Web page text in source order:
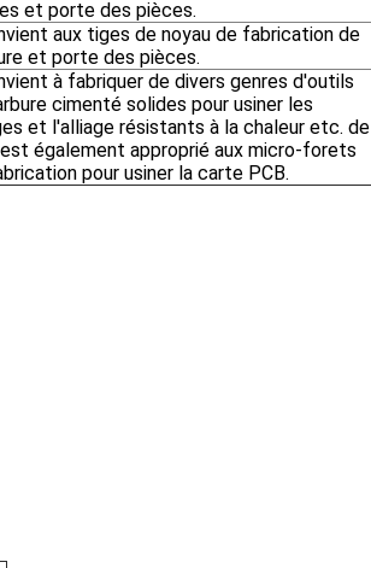
et porte des pièces.
aux tiges de noyau de fabrication de
et porte des pièces.
à fabriquer de divers genres d'outils
cimenté solides pour usiner les
et l'alliage résistants à la chaleur etc. de
également approprié aux micro-forets
pour usiner la carte PCB.